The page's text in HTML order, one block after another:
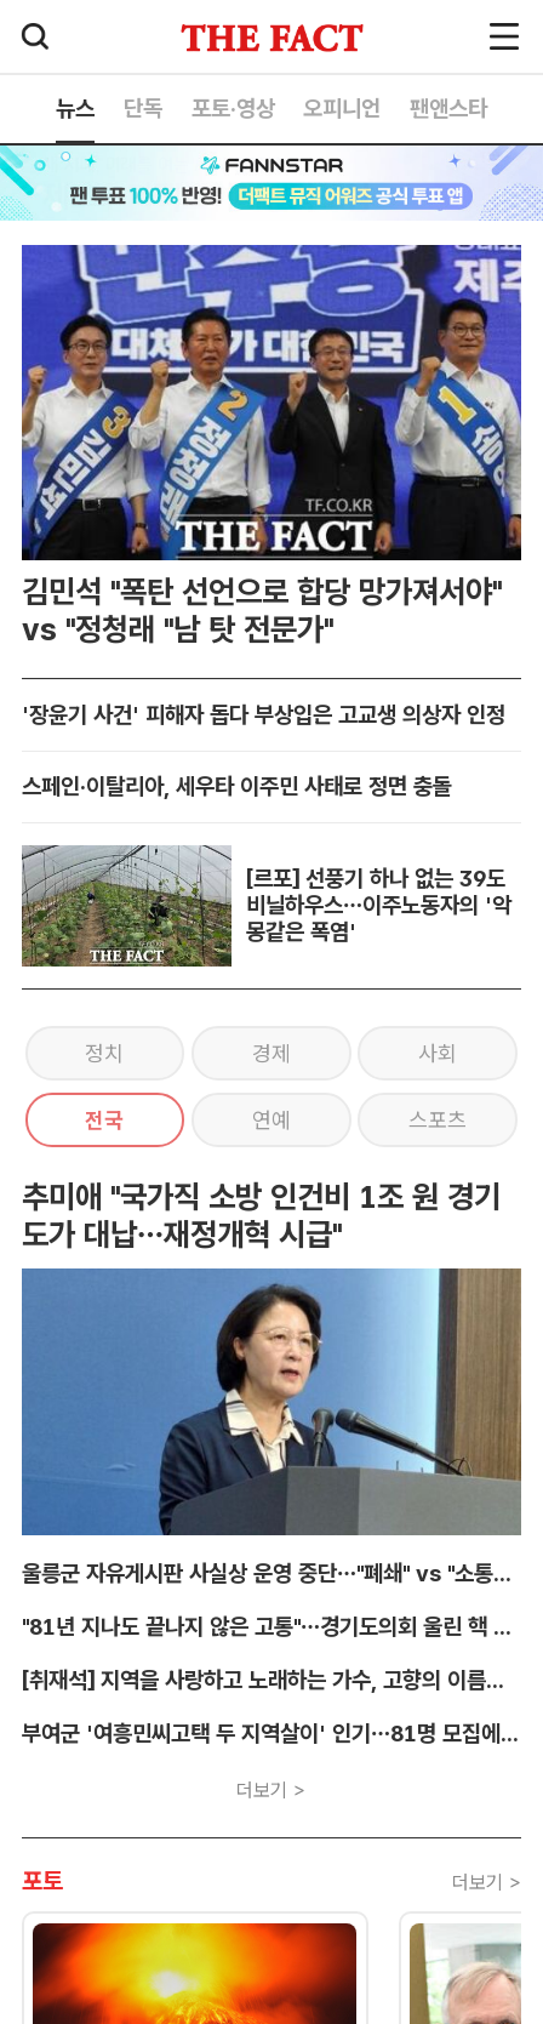
뉴스 단독 포토·영상 오피니언 팬앤스타
김민석 "폭탄 선언으로 합당 망가져서야"
vs "정청래 "남 탓 전문가"
'장윤기 사건' 피해자 돕다 부상입은 고교생 의상자 인정
스페인·이탈리아, 세우타 이주민 사태로 정면 충돌
[르포] 선풍기 하나 없는 39도
비닐하우스…이주노동자의 '악
몽같은 폭염'
정치 경제 사회
전국 연예 스포츠
추미애 "국가직 소방 인건비 1조 원 경기
도가 대납…재정개혁 시급"
울릉군 자유게시판 사실상 운영 중단…"폐쇄" vs "소통창구 지켜야"
"81년 지나도 끝나지 않은 고통"…경기도의회 울린 핵 피해자의 증언
[취재석] 지역을 사랑하고 노래하는 가수, 고향의 이름을 남긴다
부여군 '여흥민씨고택 두 지역살이' 인기…81명 모집에 712명 몰려
더보기 >
포토 더보기 >